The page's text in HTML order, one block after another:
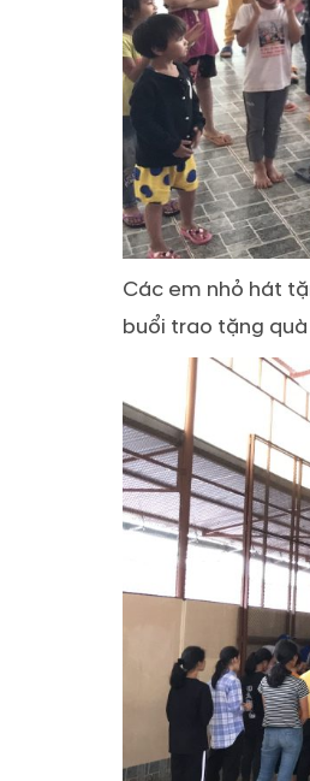
Các em nhỏ hát
buổi trao tặng quà